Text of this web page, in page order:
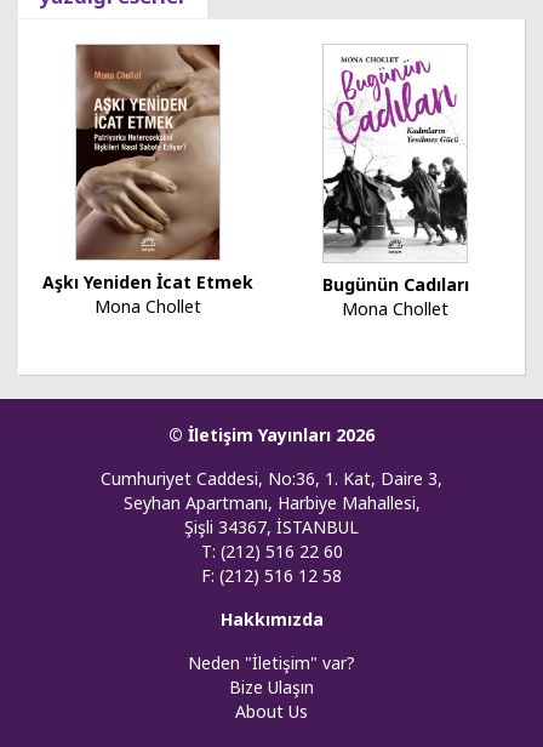
Aşkı Yeniden İcat Etmek
Mona Chollet
Bugünün Cadıları
Mona Chollet
© İletişim Yayınları 2026
Cumhuriyet Caddesi, No:36, 1. Kat, Daire 3,
Seyhan Apartmanı, Harbiye Mahallesi,
Şişli 34367, İSTANBUL
T: (212) 516 22 60
F: (212) 516 12 58
Hakkımızda
Neden "İletişim" var?
Bize Ulaşın
About Us